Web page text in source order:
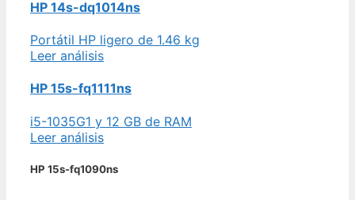
HP 14s-dq1014ns
Portátil HP ligero de 1.46 kg
Leer análisis
HP 15s-fq1111ns
i5-1035G1 y 12 GB de RAM
Leer análisis
HP 15s-fq1090ns